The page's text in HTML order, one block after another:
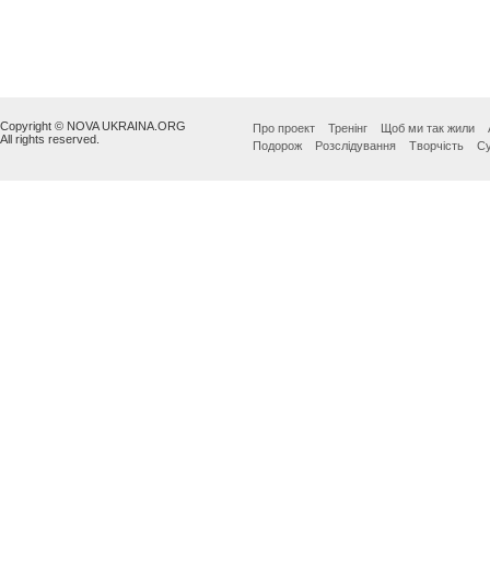
Copyright © NOVA UKRAINA.ORG
All rights reserved.
Про проект Тренінг Щоб ми так жили
Подорож
Розслідування Творчість